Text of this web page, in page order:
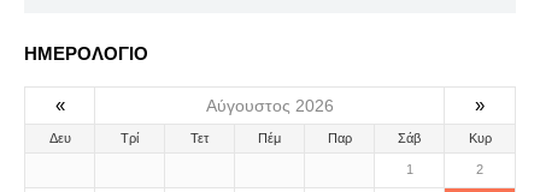
ΗΜΕΡΟΛΟΓΙΟ
« Αύγουστος 2026 »
Δευ Τρί Τετ Πέμ Παρ Σάβ Κυρ
1 2